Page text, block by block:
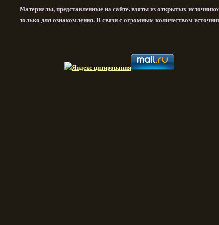
Материалы, представленные на сайте, взяты из открытых
только для ознакомления. В связи с огромным количеством